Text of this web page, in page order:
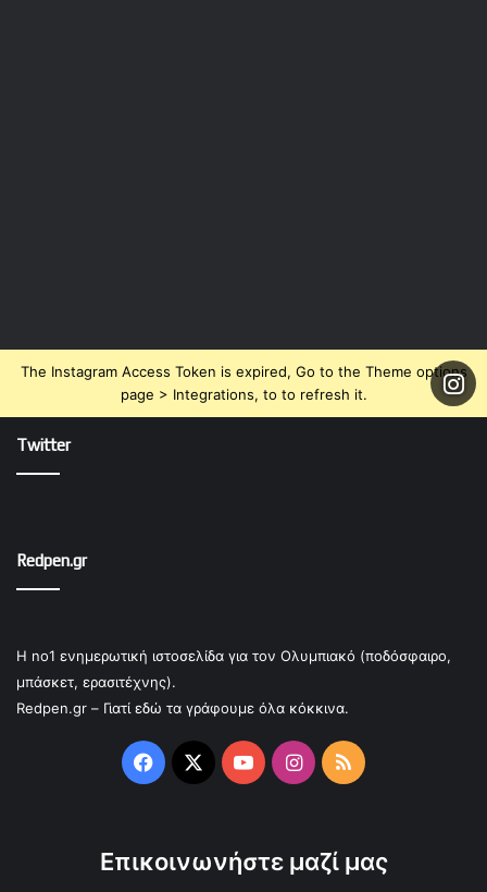
The Instagram Access Token is expired, Go to the Theme options
page > Integrations, to to refresh it.
Twitter
Redpen.gr
Η no1 ενημερωτική ιστοσελίδα για τον Ολυμπιακό (ποδόσφαιρο,
μπάσκετ, ερασιτέχνης).
Redpen.gr – Γιατί εδώ τα γράφουμε όλα κόκκινα.
Facebook
X YouTubeInstagram
RSS
Επικοινωνήστε μαζί μας